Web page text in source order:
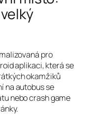
pro
aplikaci, která se
okamžiků
na autobus se
nebo crash game